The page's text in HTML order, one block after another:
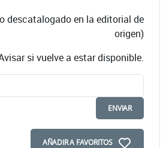
descatalogado en la editorial de
origen)
si vuelve a estar disponible.
ENVIAR
AÑADIR A FAVORITOS